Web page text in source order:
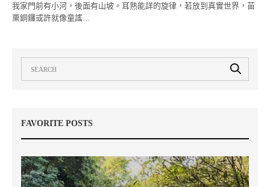
我家門前有小河，後面有山坡。耳熟能詳的旋律，若放到真實世界，苗
栗銅鑼或許就像童謠…
FAVORITE POSTS